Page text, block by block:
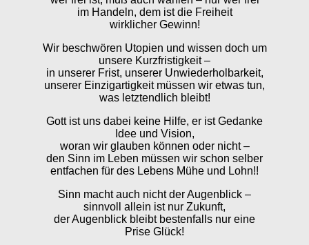
im Handeln, dem ist die Freiheit
wirklicher Gewinn!
Wir beschwören Utopien und wissen doch um
unsere Kurzfristigkeit –
in unserer Frist, unserer Unwiederholbarkeit,
unserer Einzigartigkeit müssen wir etwas tun,
was letztendlich bleibt!
Gott ist uns dabei keine Hilfe, er ist Gedanke
Idee und Vision,
woran wir glauben können oder nicht –
den Sinn im Leben müssen wir schon selber
entfachen für des Lebens Mühe und Lohn!!
Sinn macht auch nicht der Augenblick –
sinnvoll allein ist nur Zukunft,
der Augenblick bleibt bestenfalls nur eine
Prise Glück!